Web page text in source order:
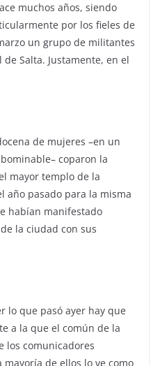
muchos años, siendo
por los fieles de
un grupo de militantes
Salta. Justamente, en el
de mujeres –en un
coparon la
mayor templo de la
año pasado para la misma
habían manifestado
la ciudad con sus
lo que pasó ayer hay que
a la que el común de la
los comunicadores
mayoría de ellos lo ve como